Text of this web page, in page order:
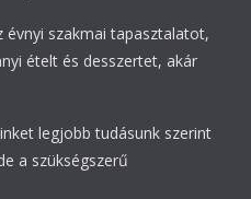
szakmai tapasztalatot,
ételt és desszertet, akár
legjobb tudásunk szerint
a szükségszerű